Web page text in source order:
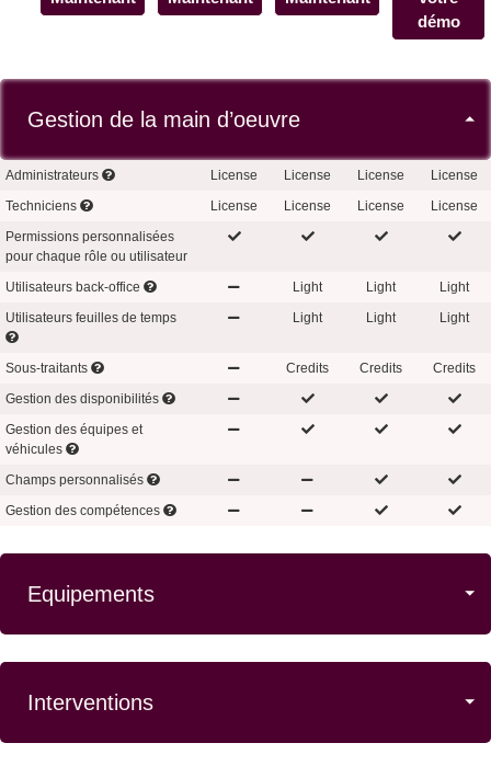
démo
Gestion de la main d’oeuvre
Administrateurs License License License
License
Techniciens
License License License
License
Permissions personnalisées
pour chaque rôle ou utilisateur
Utilisateurs back-office
Light Light
Light
Utilisateurs feuilles de temps
Light Light Light
Sous-traitants Credits Credits
Credits
Gestion des disponibilités
Gestion des équipes et
véhicules
Champs personnalisés
Gestion des compétences
Equipements
Interventions